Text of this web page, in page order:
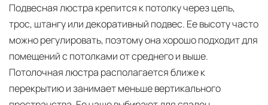
Подвесная люстра крепится к потолку через цепь,
трос, штангу или декоративный подвес. Ее высоту часто
можно регулировать, поэтому она хорошо подходит для
помещений с потолками от среднего и выше.
Потолочная люстра располагается ближе к
перекрытию и занимает меньше вертикального